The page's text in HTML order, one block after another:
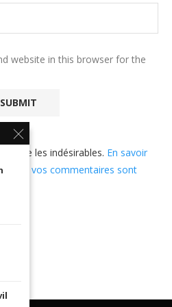
website in this browser for the
les indésirables. En savoir
de vos commentaires sont